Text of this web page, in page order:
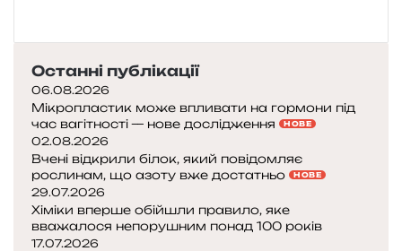
в
а
і
з
а
ц
і
ї
?
ж
т
т
я
р
і
н
а
у
к
и
:
я
к
і
к
о
в
н
і
я
й
ц
Останні публікації
06.08.2026
Мікропластик може впливати на гормони під
час вагітності — нове дослідження
НОВЕ
02.08.2026
Вчені відкрили білок, який повідомляє
рослинам, що азоту вже достатньо
НОВЕ
29.07.2026
Хіміки вперше обійшли правило, яке
вважалося непорушним понад 100 років
17.07.2026